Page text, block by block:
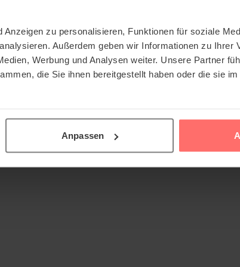
zu personalisieren, Funktionen für soziale
Außerdem geben wir Informationen zu Ihrer
Werbung und Analysen weiter. Unsere Partner
die Sie ihnen bereitgestellt haben oder die sie
Anpassen